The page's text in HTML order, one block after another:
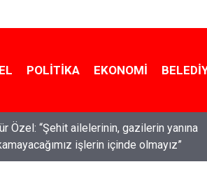
POLITIKA EKONOMI
Özel: “Şehit ailelerinin, gazilerin yanına
işlerin içinde olmayız”